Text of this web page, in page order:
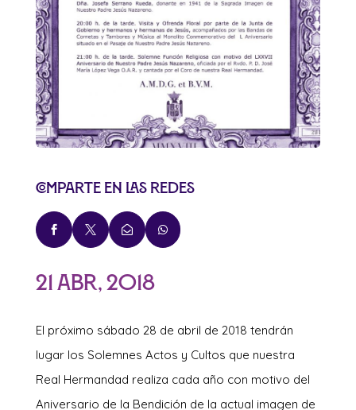
Comparte en las redes
   
21 Abr, 2018
El próximo sábado 28 de abril de 2018 tendrán
lugar los Solemnes Actos y Cultos que nuestra
Real Hermandad realiza cada año con motivo del
Aniversario de la Bendición de la actual imagen de